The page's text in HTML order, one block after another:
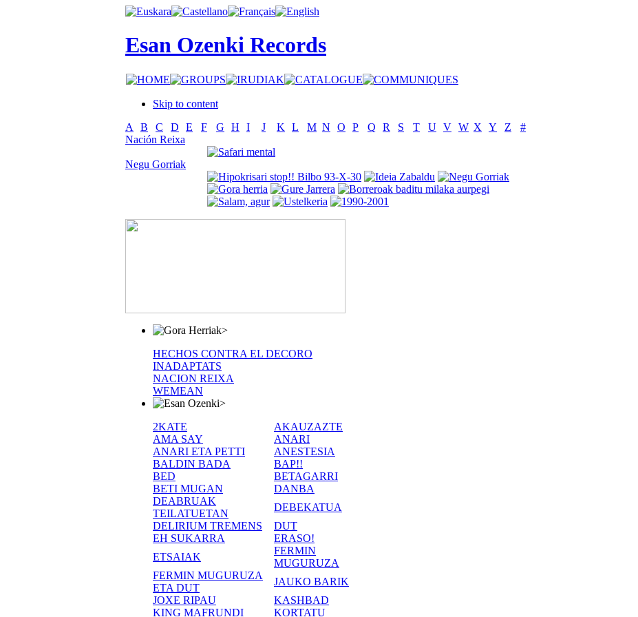
Esan Ozenki Records
Skip to content
A
B C D E F G H I J K L M N O P Q R S T U V W X Y Z
#
Nación Reixa
Negu Gorriak
>
HECHOS CONTRA EL DECORO
INADAPTATS
NACION REIXA
WEMEAN
>
2KATE
AKAUZAZTE
AMA SAY
ANARI
ANARI ETA PETTI
ANESTESIA
BALDIN BADA
BAP!!
BED
BETAGARRI
BETI MUGAN
DANBA
DEABRUAK
TEILATUETAN
DEBEKATUA
DELIRIUM TREMENS
DUT
EH SUKARRA
ERASO!
ETSAIAK
FERMIN
MUGURUZA
FERMIN MUGURUZA
ETA DUT
JAUKO BARIK
JOXE RIPAU
KASHBAD
KING MAFRUNDI
KORTATU